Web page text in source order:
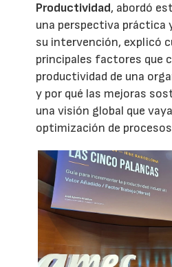
Productividad, abordó
una perspectiva práctica
su intervención, explicó
principales factores que
productividad de una
y por qué las mejoras
una visión global que
optimización de